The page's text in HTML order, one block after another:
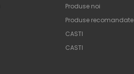
Produse noi
Produse recomandate
CASTI
CASTI